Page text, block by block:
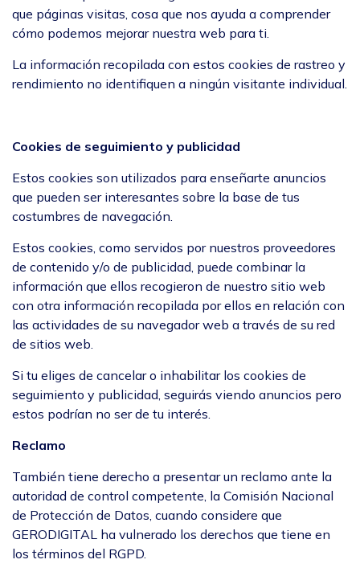
que páginas visitas, cosa que nos ayuda a comprender
cómo podemos mejorar nuestra web para ti.
La información recopilada con estos cookies de rastreo y
rendimiento no identifiquen a ningún visitante individual.
Cookies de seguimiento y publicidad
Estos cookies son utilizados para enseñarte anuncios
que pueden ser interesantes sobre la base de tus
costumbres de navegación.
Estos cookies, como servidos por nuestros proveedores
de contenido y/o de publicidad, puede combinar la
información que ellos recogieron de nuestro sitio web
con otra información recopilada por ellos en relación con
las actividades de su navegador web a través de su red
de sitios web.
Si tu eliges de cancelar o inhabilitar los cookies de
seguimiento y publicidad, seguirás viendo anuncios pero
estos podrían no ser de tu interés.
Reclamo
También tiene derecho a presentar un reclamo ante la
autoridad de control competente, la Comisión Nacional
de Protección de Datos, cuando considere que
GERODIGITAL ha vulnerado los derechos que tiene en
los términos del RGPD.